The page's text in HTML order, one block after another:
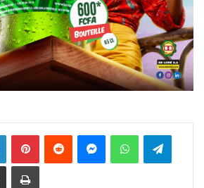
Linkedin PinterestReddit MessengerWhatsAppTelegram
Partager par email Imprimer